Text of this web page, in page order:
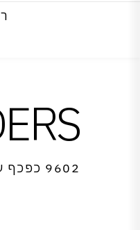
9602 כפכף עקב 3